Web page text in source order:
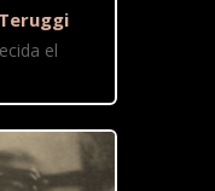
el